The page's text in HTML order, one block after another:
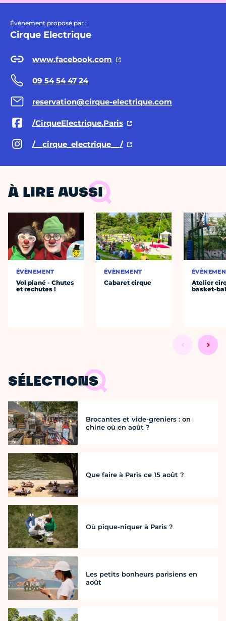
Évènement proposé par :
Cirque Electrique
www.facebook.com
09 54 54 47 24
reservation@cirque-electrique.com
/CirqueElectrique.Paris
/__cirque_electrique__/
À LIRE AUSSI
ÉVÈNEMENT
Vol plané - Chutes
et rechutes !
ÉVÈNEMENT
Cabaret cirque
Atelier
basket-
SÉLECTIONS
Brocantes et vide-greniers : on
chine où en août ?
Que faire à Paris ce 15 août ?
Où pique-niquer à Paris ?
Les petits bonheurs parisiens en
août